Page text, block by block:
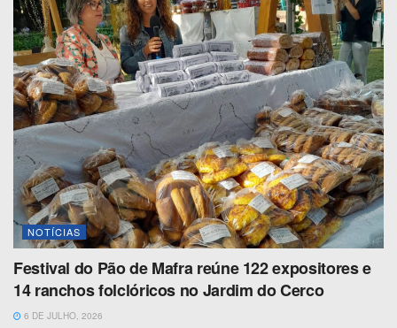
NOTÍCIAS
Festival do Pão de Mafra reúne 122 expositores e
14 ranchos folclóricos no Jardim do Cerco
6 DE JULHO, 2026